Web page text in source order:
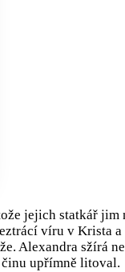
jejich statkář jim
víru v Krista a
Alexandra sžírá
upřímně litoval.